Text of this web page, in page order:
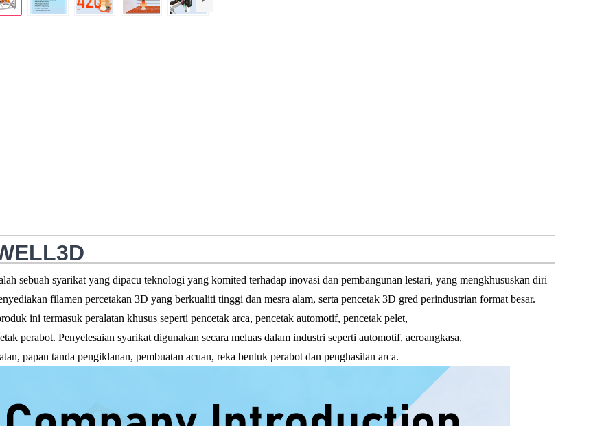
sebuah syarikat yang dipacu teknologi yang komited terhadap inovasi dan pembangunan lestari, yang mengkhususkan diri
filamen percetakan 3D yang berkualiti tinggi dan mesra alam, serta pencetak 3D gred perindustrian format besar.
ini termasuk peralatan khusus seperti pencetak arca, pencetak automotif, pencetak pelet,
perabot. Penyelesaian syarikat digunakan secara meluas dalam industri seperti automotif, aeroangkasa,
papan tanda pengiklanan, pembuatan acuan, reka bentuk perabot dan penghasilan arca.